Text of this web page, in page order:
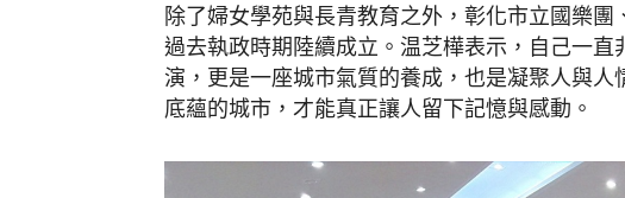
除了婦女學苑與長青教育之外，彰化市立國樂
過去執政時期陸續成立。温芝樺表示，自己一
演，更是一座城市氣質的養成，也是凝聚人與
底蘊的城市，才能真正讓人留下記憶與感動。